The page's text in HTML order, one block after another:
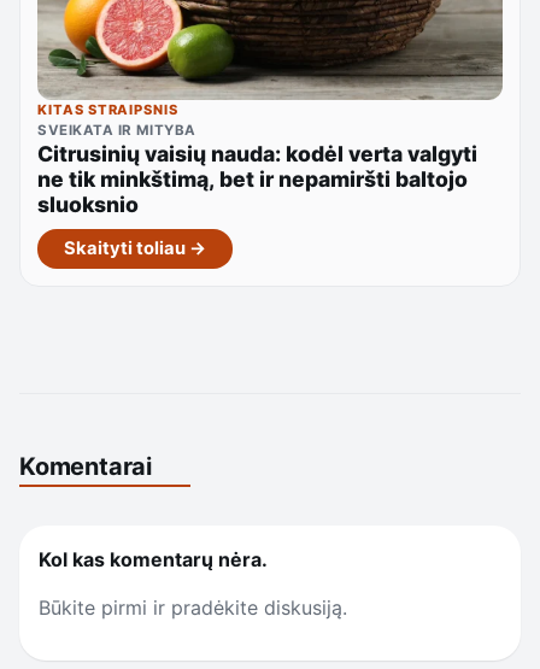
KITAS STRAIPSNIS
SVEIKATA IR MITYBA
Citrusinių vaisių nauda: kodėl verta valgyti
ne tik minkštimą, bet ir nepamiršti baltojo
sluoksnio
Skaityti toliau →
Komentarai
Kol kas komentarų nėra.
Būkite pirmi ir pradėkite diskusiją.